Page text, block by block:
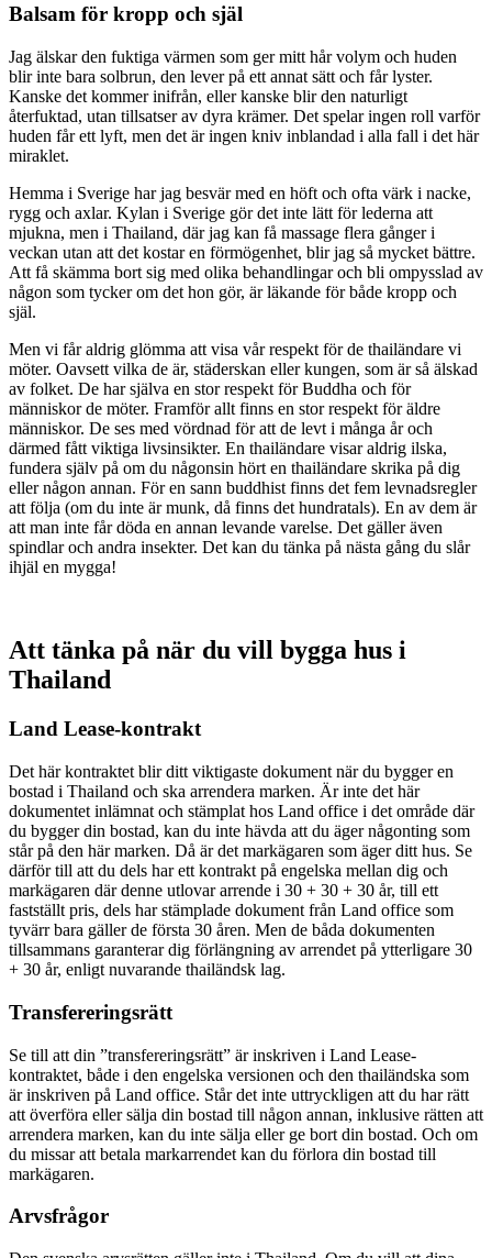
Balsam för kropp och själ
Jag älskar den fuktiga värmen som ger mitt hår volym och huden
blir inte bara solbrun, den lever på ett annat sätt och får lyster.
Kanske det kommer inifrån, eller kanske blir den naturligt
återfuktad, utan tillsatser av dyra krämer. Det spelar ingen roll varför
huden får ett lyft, men det är ingen kniv inblandad i alla fall i det här
miraklet.
Hemma i Sverige har jag besvär med en höft och ofta värk i nacke,
rygg och axlar. Kylan i Sverige gör det inte lätt för lederna att
mjukna, men i Thailand, där jag kan få massage flera gånger i
veckan utan att det kostar en förmögenhet, blir jag så mycket bättre.
Att få skämma bort sig med olika behandlingar och bli ompysslad av
någon som tycker om det hon gör, är läkande för både kropp och
själ.
Men vi får aldrig glömma att visa vår respekt för de thailändare vi
möter. Oavsett vilka de är, städerskan eller kungen, som är så älskad
av folket. De har själva en stor respekt för Buddha och för
människor de möter. Framför allt finns en stor respekt för äldre
människor. De ses med vördnad för att de levt i många år och
därmed fått viktiga livsinsikter. En thailändare visar aldrig ilska,
fundera själv på om du någonsin hört en thailändare skrika på dig
eller någon annan. För en sann buddhist finns det fem levnadsregler
att följa (om du inte är munk, då finns det hundratals). En av dem är
att man inte får döda en annan levande varelse. Det gäller även
spindlar och andra insekter. Det kan du tänka på nästa gång du slår
ihjäl en mygga!
Att tänka på när du vill bygga hus i
Thailand
Land Lease-kontrakt
Det här kontraktet blir ditt viktigaste dokument när du bygger en
bostad i Thailand och ska arrendera marken. Är inte det här
dokumentet inlämnat och stämplat hos Land office i det område där
du bygger din bostad, kan du inte hävda att du äger någonting som
står på den här marken. Då är det markägaren som äger ditt hus. Se
därför till att du dels har ett kontrakt på engelska mellan dig och
markägaren där denne utlovar arrende i 30 + 30 + 30 år, till ett
fastställt pris, dels har stämplade dokument från Land office som
tyvärr bara gäller de första 30 åren. Men de båda dokumenten
tillsammans garanterar dig förlängning av arrendet på ytterligare 30
+ 30 år, enligt nuvarande thailändsk lag.
Transfereringsrätt
Se till att din ”transfereringsrätt” är inskriven i Land Lease-
kontraktet, både i den engelska versionen och den thailändska som
är inskriven på Land office. Står det inte uttryckligen att du har rätt
att överföra eller sälja din bostad till någon annan, inklusive rätten att
arrendera marken, kan du inte sälja eller ge bort din bostad. Och om
du missar att betala markarrendet kan du förlora din bostad till
markägaren.
Arvsfrågor